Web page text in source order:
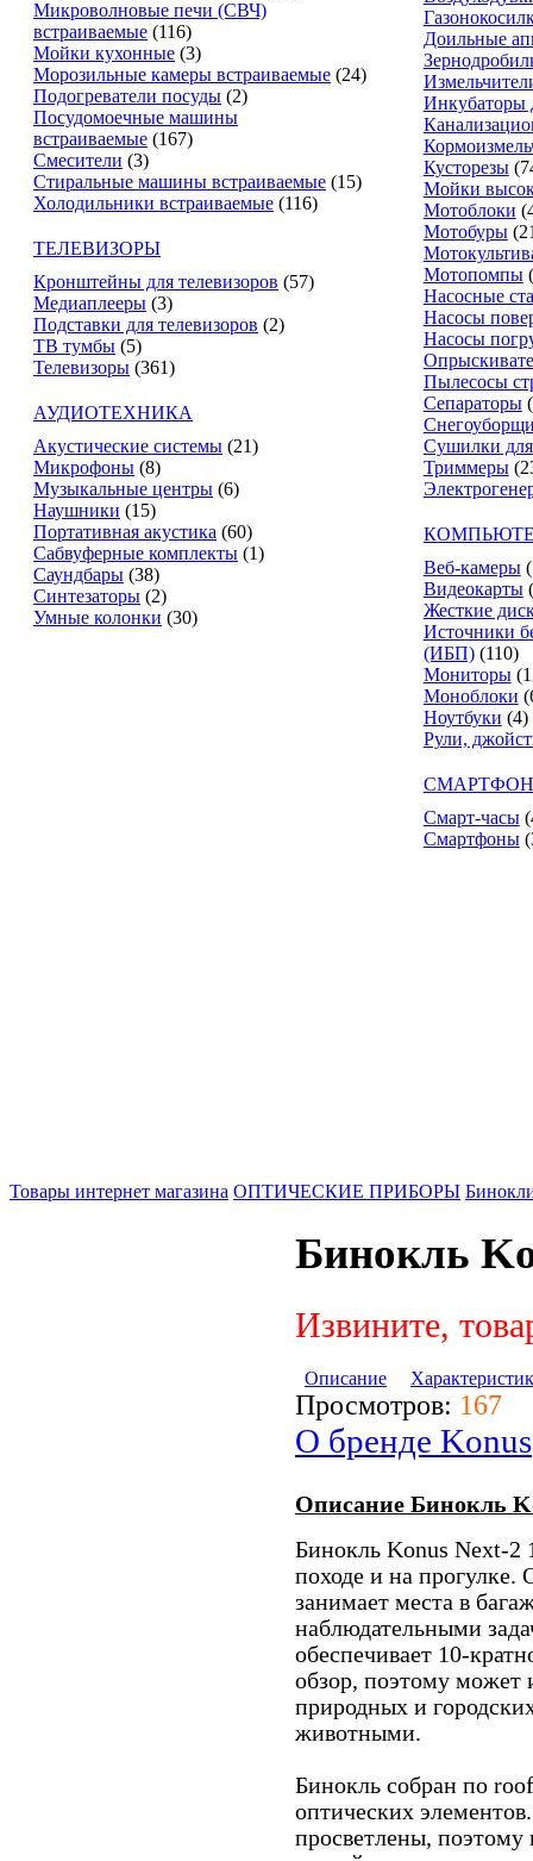
Микроволновые печи (СВЧ)
встраиваемые (116)
Мойки кухонные (3)
Морозильные камеры встраиваемые (24)
Подогреватели посуды (2)
Посудомоечные машины
встраиваемые (167)
Смесители (3)
Стиральные машины встраиваемые (15)
Холодильники встраиваемые (116)
ТЕЛЕВИЗОРЫ
Кронштейны для телевизоров (57)
Медиаплееры (3)
Подставки для телевизоров (2)
ТВ тумбы (5)
Телевизоры (361)
АУДИОТЕХНИКА
Акустические системы (21)
Микрофоны (8)
Музыкальные центры (6)
Наушники (15)
Портативная акустика (60)
Сабвуферные комплекты (1)
Саундбары (38)
Синтезаторы (2)
Умные колонки (30)
Доильные
Инкубаторы
Кусторезы
Мойки
Мотоблоки
Мотобуры
Мотопомпы
Насосные
Насосы
Насосы
Пылесосы
Сепараторы
Сушилки
Триммеры
Веб-камеры
Видеокарты
Жесткие
Источники
(ИБП) (110)
Мониторы
Моноблоки
Ноутбуки (4)
Рули,
Смарт-часы
Смартфоны
Товары интернет магазина ОПТИЧЕСКИЕ ПРИБОРЫ
Бинокль
Извините,
Описание
Просмотров: 167
О бренде Konus
Описание Бинокль
Бинокль Konus Next-
походе и на прогулке.
занимает места в
наблюдательными
обеспечивает 10-
обзор, поэтому может
природных и
животными.
Бинокль собран по
оптических
просветлены, поэтому